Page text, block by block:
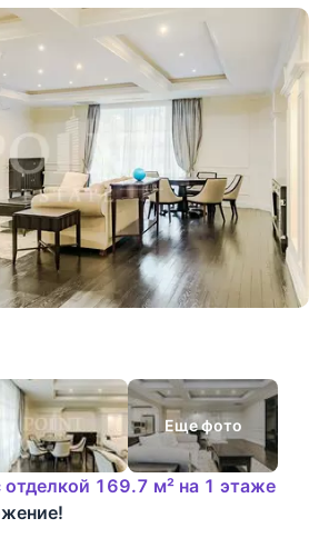
Еще фото
отделкой 169.7 м² на 1 этаже